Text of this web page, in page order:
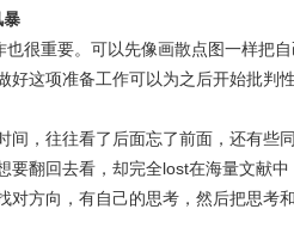
很重要。可以先像画散点图一样把
好这项准备工作可以为之后开始批判
间，往往看了后面忘了前面，还有些
要翻回去看，却完全lost在海量文献
对方向，有自己的思考，然后把思考